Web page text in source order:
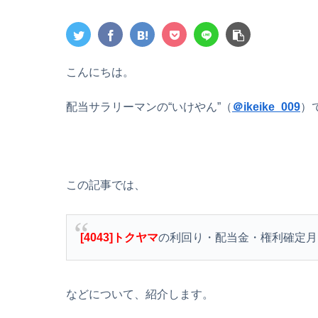
こんにちは。
配当サラリーマンの“いけやん”（ ＠ikeike_009）
この記事では、
[4043]トクヤマの利回り・配当金・権利確定月
などについて、紹介します。